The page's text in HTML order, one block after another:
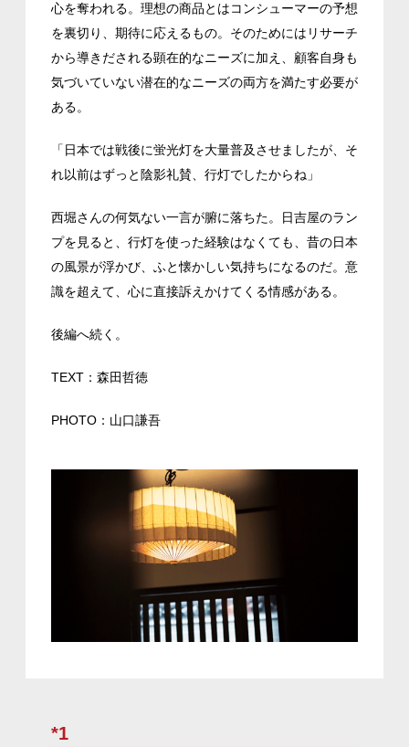
心を奪われる。理想の商品とはコンシューマーの予想
を裏切り、期待に応えるもの。そのためにはリサーチ
から導きだされる顕在的なニーズに加え、顧客自身も
気づいていない潜在的なニーズの両方を満たす必要が
ある。
「日本では戦後に蛍光灯を大量普及させましたが、そ
れ以前はずっと陰影礼賛、行灯でしたからね」
西堀さんの何気ない一言が腑に落ちた。日吉屋のラン
プを見ると、行灯を使った経験はなくても、昔の日本
の風景が浮かび、ふと懐かしい気持ちになるのだ。意
識を超えて、心に直接訴えかけてくる情感がある。
後編へ続く。
TEXT：森田哲徳
PHOTO：山口謙吾
*1